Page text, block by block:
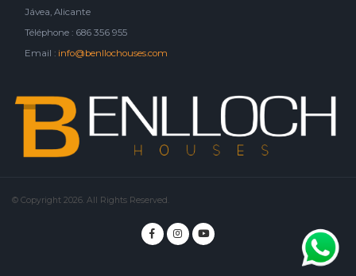
Jávea, Alicante
Téléphone : 686 356 955
Email : info@benllochouses.com
© Copyright 2026. All Rights Reserved.